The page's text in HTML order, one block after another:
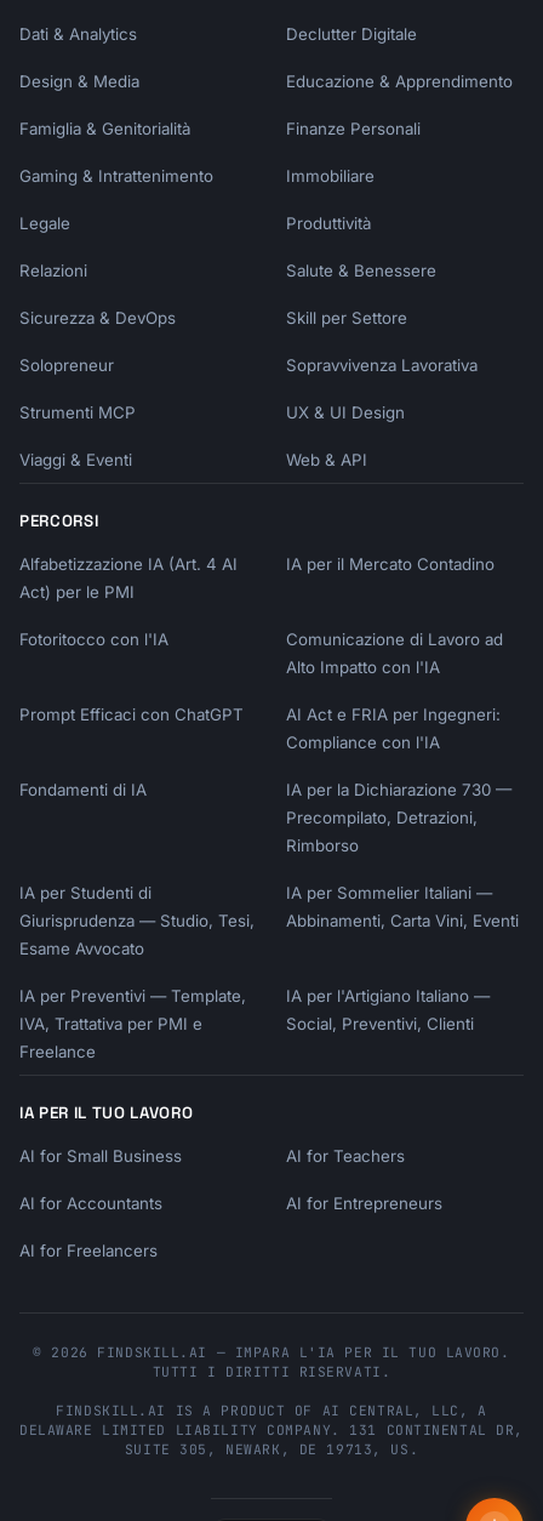
Dati & Analytics Declutter Digitale
Design & Media Educazione & Apprendimento
Famiglia & Genitorialità Finanze Personali
Gaming & Intrattenimento Immobiliare
Legale Produttività
Relazioni Salute & Benessere
Sicurezza & DevOps Skill per Settore
Solopreneur Sopravvivenza Lavorativa
Strumenti MCP UX & UI Design
Viaggi & Eventi Web & API
PERCORSI
Alfabetizzazione IA (Art. 4 AI
Act) per le PMI
IA per il Mercato Contadino
Fotoritocco con l'IA
Comunicazione di Lavoro ad
Alto Impatto con l'IA
Prompt Efficaci con ChatGPT
AI Act e FRIA per Ingegneri:
Compliance con l'IA
Fondamenti di IA
IA per la Dichiarazione 730 —
Precompilato, Detrazioni,
Rimborso
IA per Studenti di
Giurisprudenza — Studio, Tesi,
Esame Avvocato
IA per Sommelier Italiani —
Abbinamenti, Carta Vini, Eventi
IA per Preventivi — Template,
IVA, Trattativa per PMI e
Freelance
IA per l'Artigiano Italiano —
Social, Preventivi, Clienti
IA PER IL TUO LAVORO
AI for Small Business AI for Teachers
AI for Accountants AI for Entrepreneurs
AI for Freelancers
© 2026 FINDSKILL.AI — IMPARA L'IA PER IL TUO LAVORO.
TUTTI I DIRITTI RISERVATI.
FINDSKILL.AI IS A PRODUCT OF AI CENTRAL, LLC , A
DELAWARE LIMITED LIABILITY COMPANY. 131 CONTINENTAL DR,
SUITE 305 , NEWARK , DE 19713 , US .